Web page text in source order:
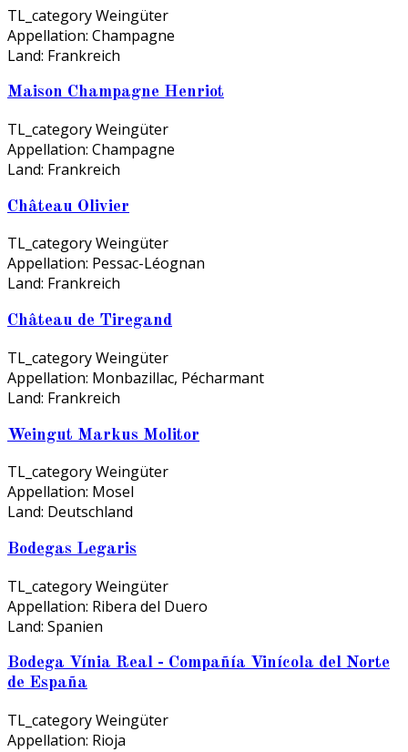
TL_categoryWeingüter
Appellation: Champagne
Land: Frankreich
Maison Champagne Henriot
TL_categoryWeingüter
Appellation: Champagne
Land: Frankreich
Château Olivier
TL_categoryWeingüter
Appellation: Pessac-Léognan
Land: Frankreich
Château de Tiregand
TL_categoryWeingüter
Appellation: Monbazillac, Pécharmant
Land: Frankreich
Weingut Markus Molitor
TL_categoryWeingüter
Appellation: Mosel
Land: Deutschland
Bodegas Legaris
TL_categoryWeingüter
Appellation: Ribera del Duero
Land: Spanien
Bodega Vínia Real - Compañía Vinícola del Norte
de España
TL_categoryWeingüter
Appellation: Rioja